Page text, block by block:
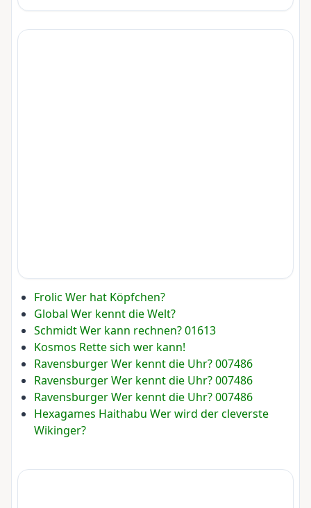
Frolic Wer hat Köpfchen?
Global Wer kennt die Welt?
Schmidt Wer kann rechnen? 01613
Kosmos Rette sich wer kann!
Ravensburger Wer kennt die Uhr? 007486
Ravensburger Wer kennt die Uhr? 007486
Ravensburger Wer kennt die Uhr? 007486
Hexagames Haithabu Wer wird der cleverste
Wikinger?